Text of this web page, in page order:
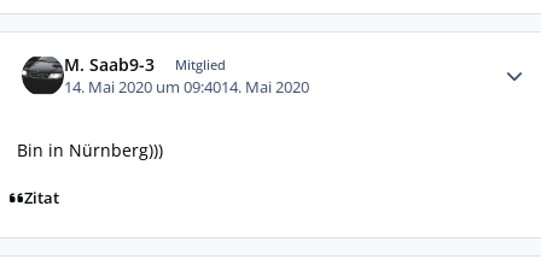
M. Saab9-3 Mitglied
14. Mai 2020 um 09:4014. Mai 2020
Bin in Nürnberg)))
Zitat